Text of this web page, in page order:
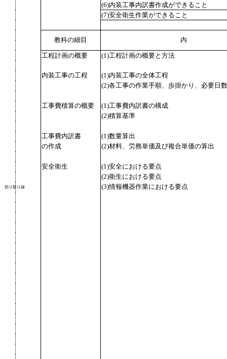
(6)内装工事内訳書作成ができること
(7)安全衛生作業ができること
教科の細目 内
工程計画の概要 (1)工程計画の概要と方法
内装工事の工程
(1)内装工事の全体工程
(2)各工事の作業手順、歩掛かり、必要日数
工事費積算の概要
(1)工事費内訳書の構成
(2)積算基準
工事費内訳書
(1)数量算出
の作成
(2)材料、労務単価及び複合単価の算出
切り取り線
安全衛生
(1)安全における要点
(2)衛生における要点
(3)情報機器作業における要点